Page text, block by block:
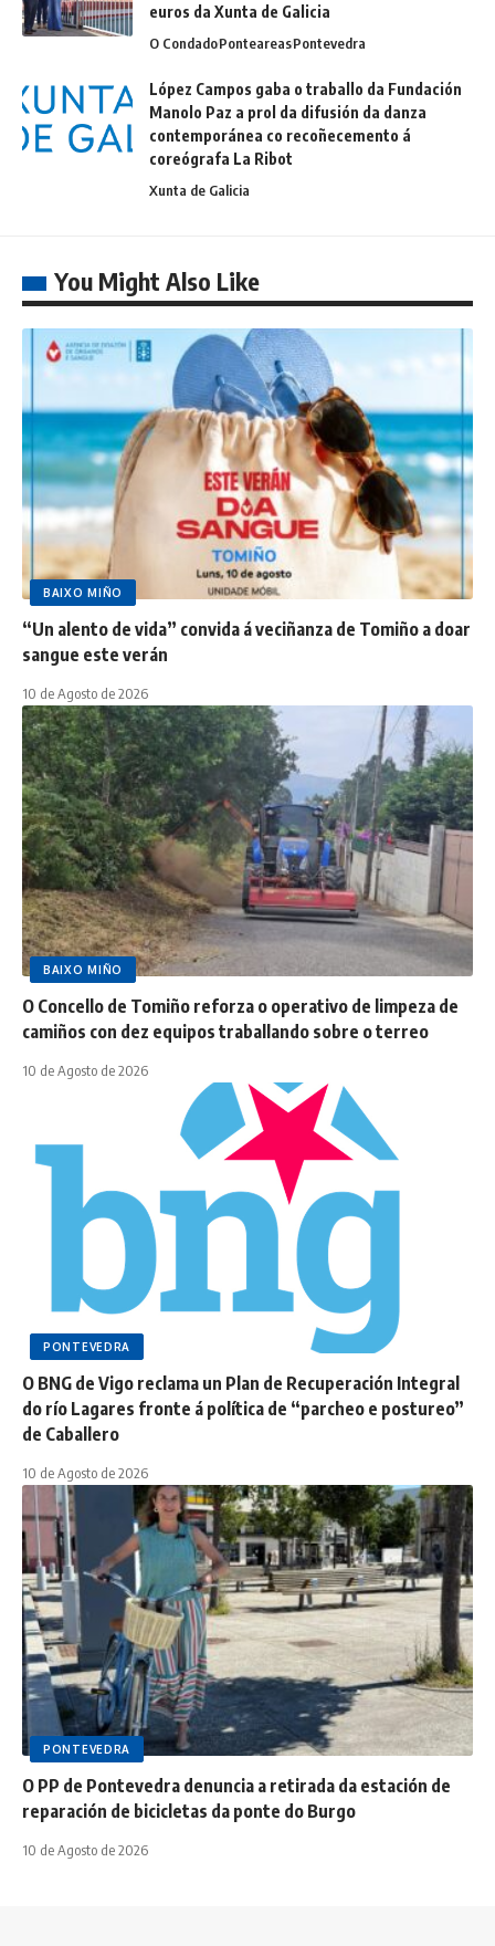
euros da Xunta de Galicia
O CondadoPonteareasPontevedra
López Campos gaba o traballo da Fundación
Manolo Paz a prol da difusión da danza
contemporánea co recoñecemento á
coreógrafa La Ribot
Xunta de Galicia
You Might Also Like
BAIXO MIÑO
“Un alento de vida” convida á veciñanza de Tomiño a doar
sangue este verán
10 de Agosto de 2026
BAIXO MIÑO
O Concello de Tomiño reforza o operativo de limpeza de
camiños con dez equipos traballando sobre o terreo
10 de Agosto de 2026
PONTEVEDRA
O BNG de Vigo reclama un Plan de Recuperación Integral
do río Lagares fronte á política de “parcheo e postureo”
de Caballero
10 de Agosto de 2026
PONTEVEDRA
O PP de Pontevedra denuncia a retirada da estación de
reparación de bicicletas da ponte do Burgo
10 de Agosto de 2026